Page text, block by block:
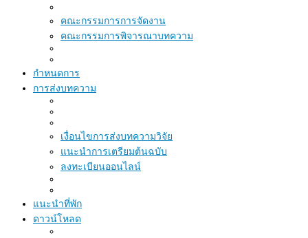
คณะกรรมการการจัดงาน
คณะกรรมการพิจารณาบทความ
กำหนดการ
การส่งบทความ
เงื่อนไขการส่งบทความวิจัย
แนะนำการเตรียมต้นฉบับ
ลงทะเบียนออนไลน์
แนะนำที่พัก
ดาวน์โหลด